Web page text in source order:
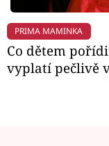
PRIMA MAMINKA
Co dětem
vyplatí pečlivě